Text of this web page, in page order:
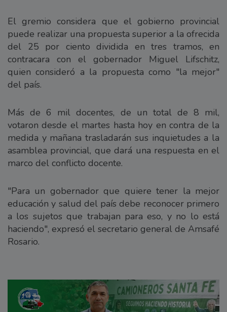
El gremio considera que el gobierno provincial
puede realizar una propuesta superior a la ofrecida
del 25 por ciento dividida en tres tramos, en
contracara con el gobernador Miguel Lifschitz,
quien consideró a la propuesta como "la mejor"
del país.
Más de 6 mil docentes, de un total de 8 mil,
votaron desde el martes hasta hoy en contra de la
medida y mañana trasladarán sus inquietudes a la
asamblea provincial, que dará una respuesta en el
marco del conflicto docente.
"Para un gobernador que quiere tener la mejor
educación y salud del país debe reconocer primero
a los sujetos que trabajan para eso, y no lo está
haciendo", expresó el secretario general de Amsafé
Rosario.